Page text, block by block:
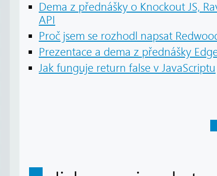
Dema z přednášky o Knockout JS,
API
Proč jsem se rozhodl napsat
Prezentace a dema z přednášky
Jak funguje return false v JavaScriptu